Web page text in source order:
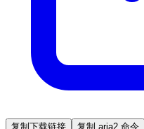
复制下载链接 复制 aria2 命令